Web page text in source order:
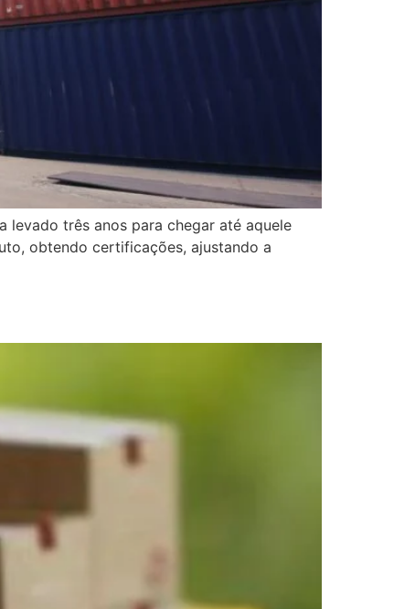
três anos para chegar até aquele
obtendo certificações, ajustando a